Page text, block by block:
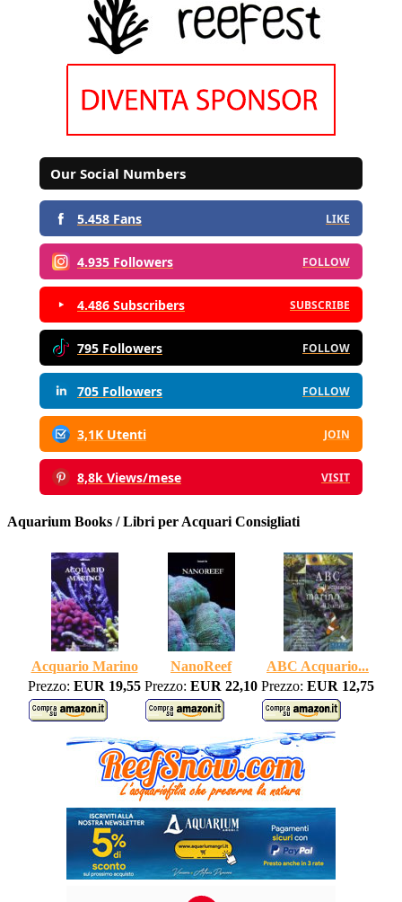
Our Social Numbers
5.458 Fans LIKE
4.935 Followers FOLLOW
4.486 Subscribers SUBSCRIBE
795 Followers FOLLOW
705 Followers FOLLOW
3,1K Utenti JOIN
8,8k Views/mese VISIT
Aquarium Books / Libri per Acquari Consigliati
Acquario Marino NanoReef
ABC Acquario...
Prezzo: EUR 19,55 Prezzo: EUR 22,10 Prezzo: EUR 12,75